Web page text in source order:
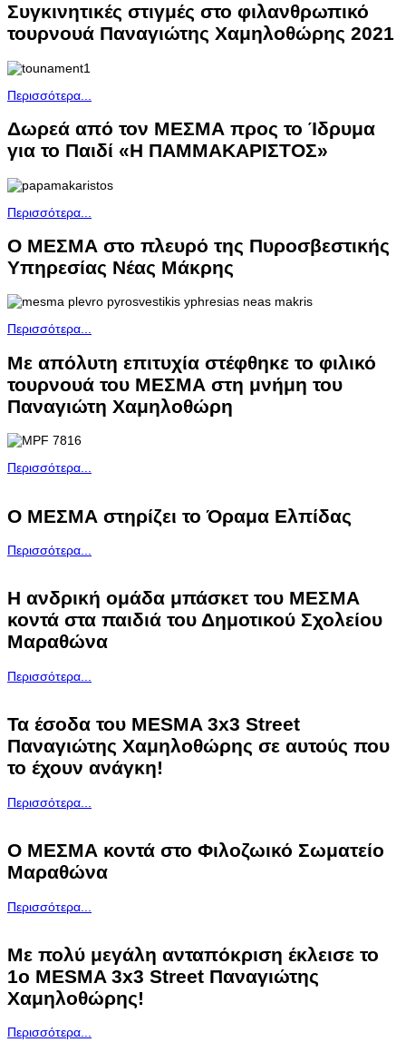
Συγκινητικές στιγμές στο φιλανθρωπικό
τουρνουά Παναγιώτης Χαμηλοθώρης 2021
Περισσότερα...
Δωρεά από τον ΜΕΣΜΑ προς το Ίδρυμα
για το Παιδί «Η ΠΑΜΜΑΚΑΡΙΣΤΟΣ»
Περισσότερα...
Ο ΜΕΣΜΑ στο πλευρό της Πυροσβεστικής
Υπηρεσίας Νέας Μάκρης
Περισσότερα...
Με απόλυτη επιτυχία στέφθηκε το φιλικό
τουρνουά του ΜΕΣΜΑ στη μνήμη του
Παναγιώτη Χαμηλοθώρη
Περισσότερα...
Ο ΜΕΣΜΑ στηρίζει το Όραμα Ελπίδας
Περισσότερα...
Η ανδρική ομάδα μπάσκετ του ΜΕΣΜΑ
κοντά στα παιδιά του Δημοτικού Σχολείου
Μαραθώνα
Περισσότερα...
Τα έσοδα του MESMA 3x3 Street
Παναγιώτης Χαμηλοθώρης σε αυτούς που
το έχουν ανάγκη!
Περισσότερα...
Ο ΜΕΣΜΑ κοντά στο Φιλοζωικό Σωματείο
Μαραθώνα
Περισσότερα...
Με πολύ μεγάλη ανταπόκριση έκλεισε το
1ο MESMA 3x3 Street Παναγιώτης
Χαμηλοθώρης!
Περισσότερα...